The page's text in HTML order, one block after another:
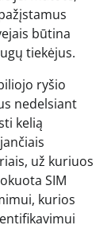
būtina
tiekėjus.
ryšio
nedelsiant
kelią
už kuriuos
SIM
kurios